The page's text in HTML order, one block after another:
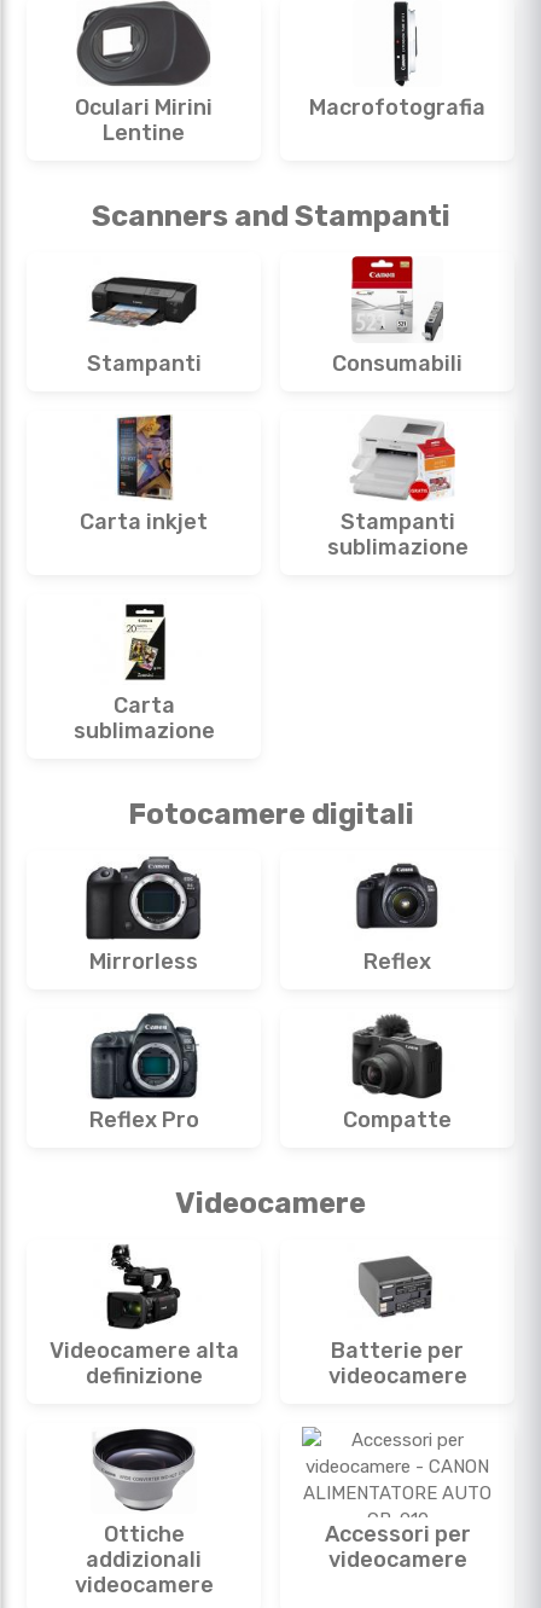
Oculari Mirini
Lentine
Macrofotografia
Scanners and Stampanti
Stampanti Consumabili
Carta inkjet
Stampanti
sublimazione
Carta
sublimazione
Fotocamere digitali
Mirrorless Reflex
Reflex Pro Compatte
Videocamere
Videocamere alta
definizione
Batterie per
videocamere
Ottiche
addizionali
videocamere
Accessori per
videocamere